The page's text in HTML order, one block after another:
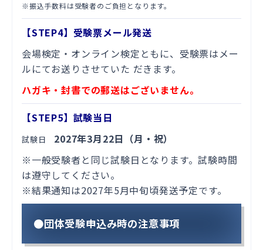
※振込手数料は受験者のご負担となります。
【STEP4】受験票メール発送
会場検定・オンライン検定ともに、受験票はメー
ルにてお送りさせていた だきます。
ハガキ・封書での郵送はございません。
【STEP5】試験当日
試験日 2027年3月22日（月・祝）
※一般受験者と同じ試験日となります。試験時間
は遵守してください。
※結果通知は2027年5月中旬頃発送予定です。
●団体受験申込み時の注意事項